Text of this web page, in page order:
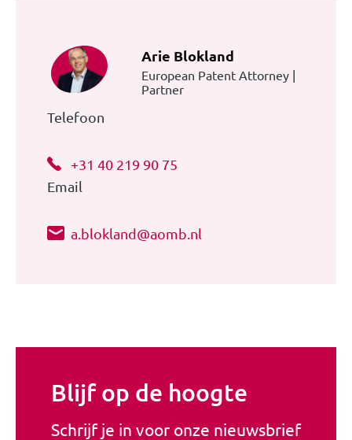
Arie Blokland
European Patent Attorney |
Partner
Telefoon
+31 40 219 90 75
Email
a.blokland@aomb.nl
Blijf op de hoogte
Schrijf je in voor onze nieuwsbrief